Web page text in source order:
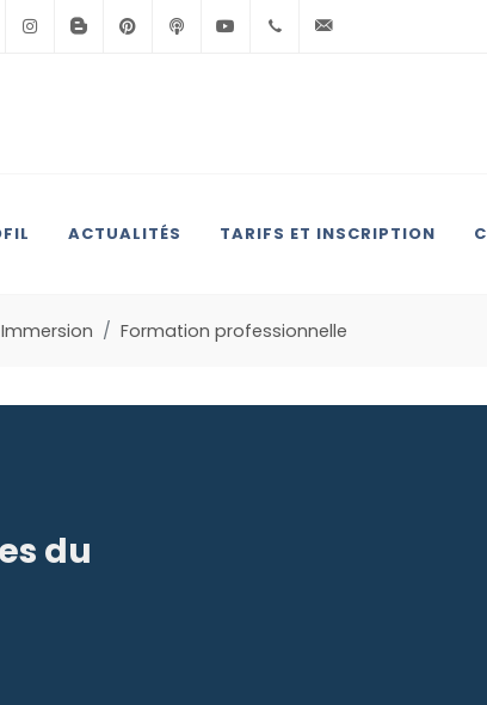
LinkedinInstagramBlogSpotPinterestPodcastYoutube+33(0)6.71.39.30.39
ACTUALITÉS TARIFS ET INSCRIPTION
Immersion Formation professionnelle
du